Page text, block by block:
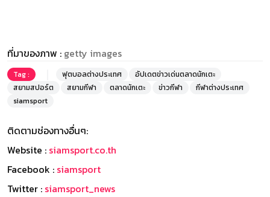
ที่มาของภาพ : getty images
Tag : ฟุตบอลต่างประเทศ
อัปเดตข่าวเด่นตลาดนักเตะ
สยามสปอร์ต
สยามกีฬา ตลาดนักเตะ ข่าวกีฬา
กีฬาต่างประเทศ
siamsport
ติดตามช่องทางอื่นๆ:
Website : siamsport.co.th
Facebook : siamsport
Twitter : siamsport_news